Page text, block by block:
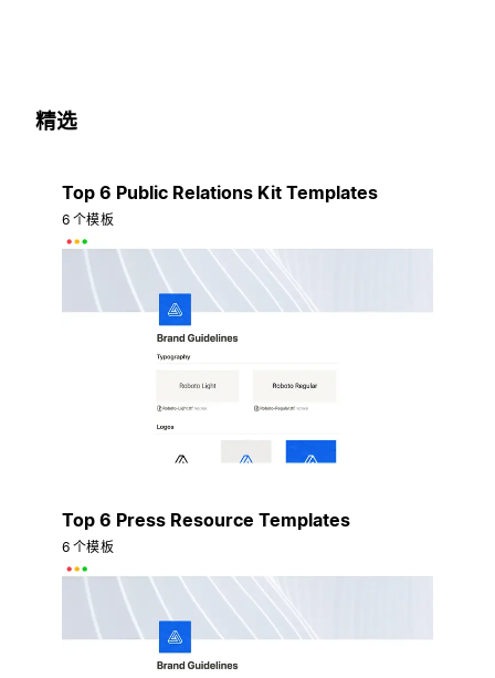
精选
Top 6 Public Relations Kit Templates
6 个模板
Top 6 Press Resource Templates
6 个模板